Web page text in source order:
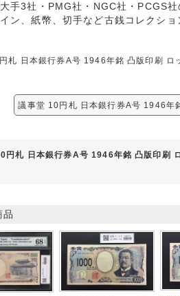
手3社・PMG社・NGC社・PCGS
ン、紙幣、切手など古銭コレクショ
札 日本銀行券A号 1946年銘 凸版印刷
議事堂 10円札 日本銀行券A号 1946年
円札 日本銀行券A号 1946年銘 凸版印刷
品